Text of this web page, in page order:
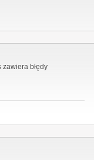
zawiera błędy